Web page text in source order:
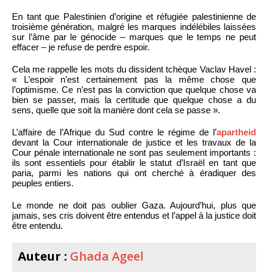
En tant que Palestinien d’origine et réfugiée palestinienne de
troisième génération, malgré les marques indélébiles laissées
sur l’âme par le génocide – marques que le temps ne peut
effacer – je refuse de perdre espoir.
Cela me rappelle les mots du dissident tchèque Vaclav Havel :
« L’espoir n’est certainement pas la même chose que
l’optimisme. Ce n’est pas la conviction que quelque chose va
bien se passer, mais la certitude que quelque chose a du
sens, quelle que soit la manière dont cela se passe ».
L’affaire de l’Afrique du Sud contre le régime de l’apartheid
devant la Cour internationale de justice et les travaux de la
Cour pénale internationale ne sont pas seulement importants :
ils sont essentiels pour établir le statut d’Israël en tant que
paria, parmi les nations qui ont cherché à éradiquer des
peuples entiers.
Le monde ne doit pas oublier Gaza. Aujourd’hui, plus que
jamais, ses cris doivent être entendus et l’appel à la justice doit
être entendu.
Auteur : Ghada Ageel